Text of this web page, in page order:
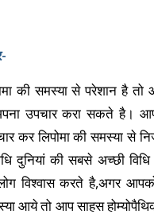
की समस्या से परेशान है
उपचार करा सकते है। आप
कर लिपोमा की समस्या से
दुनियां की सबसे अच्छी विधि
विश्वास करते है,अगर आपको
आये तो आप साहस